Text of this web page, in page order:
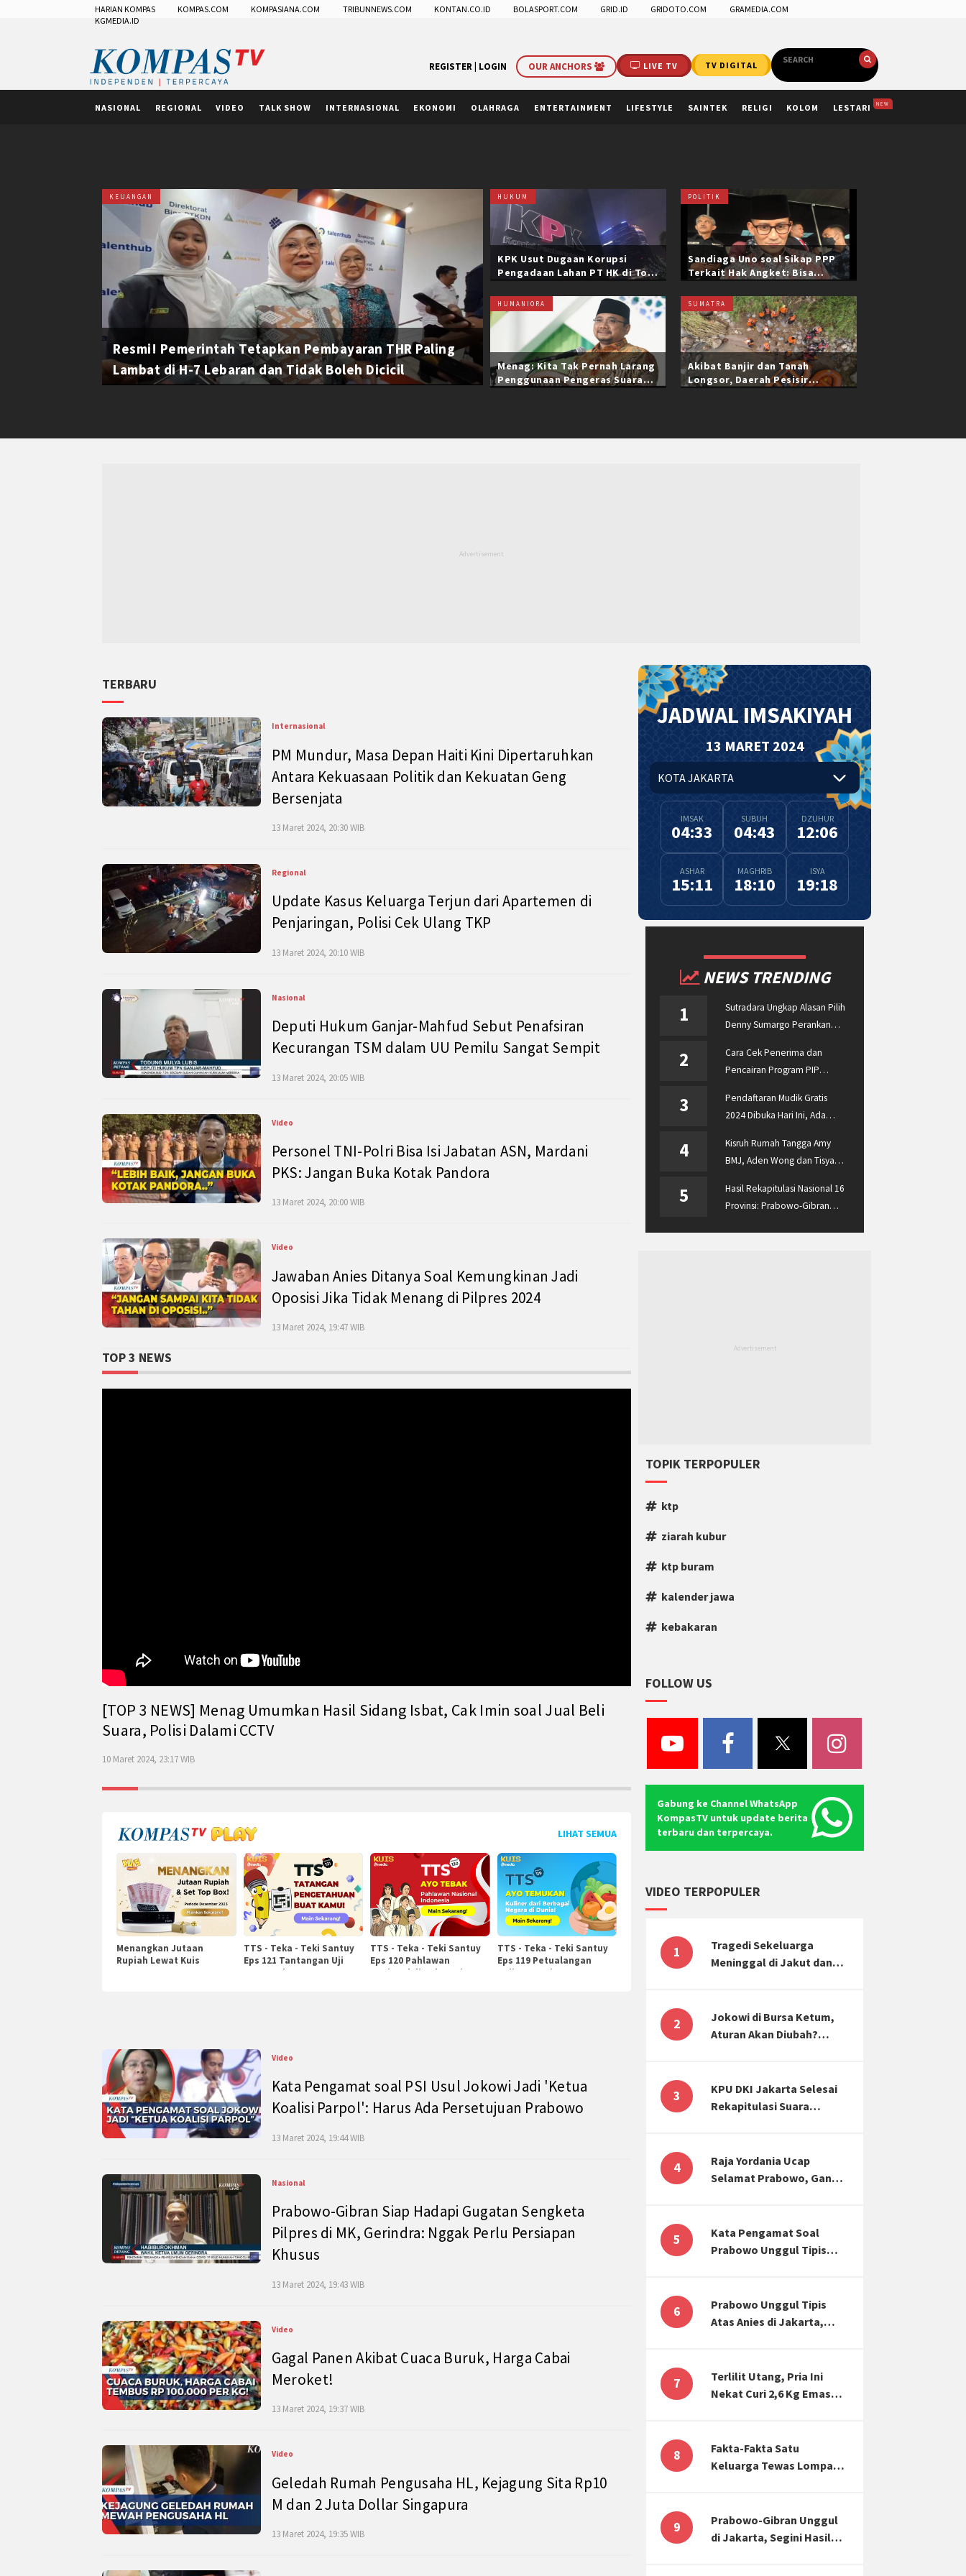
HARIAN KOMPAS KOMPAS.COM KOMPASIANA.COM TRIBUNNEWS.COM KONTAN.CO.ID BOLASPORT.COM GRID.ID GRIDOTO.COM
GRAMEDIA.COM
KGMEDIA.ID
LIVE TV TV DIGITAL
REGISTER | LOGIN OUR ANCHORS
NASIONAL REGIONAL VIDEO TALK SHOW INTERNASIONAL EKONOMI OLAHRAGA ENTERTAINMENT LIFESTYLE SAINTEK RELIGI KOLOM LESTARI NEW
KEUANGAN
Resmi! Pemerintah Tetapkan Pembayaran THR Paling
Lambat di H-7 Lebaran dan Tidak Boleh Dicicil
HUKUM
KPK Usut Dugaan Korupsi
Pengadaan Lahan PT HK di Tol
Belasan Miliar
POLITIK
Sandiaga Uno soal Sikap PPP
Terkait Hak Angket: Bisa
HUMANIORA
Menag: Kita Tak Pernah Larang
Penggunaan Pengeras Suara
SUMATRA
Akibat Banjir dan Tanah
Longsor, Daerah Pesisir
TERBARU
Internasional
PM Mundur, Masa Depan Haiti Kini Dipertaruhkan
Antara Kekuasaan Politik dan Kekuatan Geng
Bersenjata
13 Maret 2024, 20:30 WIB
Regional
Update Kasus Keluarga Terjun dari Apartemen di
Penjaringan, Polisi Cek Ulang TKP
13 Maret 2024, 20:10 WIB
Nasional
Deputi Hukum Ganjar-Mahfud Sebut Penafsiran
Kecurangan TSM dalam UU Pemilu Sangat Sempit
13 Maret 2024, 20:05 WIB
Video
Personel TNI-Polri Bisa Isi Jabatan ASN, Mardani
PKS: Jangan Buka Kotak Pandora
13 Maret 2024, 20:00 WIB
Video
Jawaban Anies Ditanya Soal Kemungkinan Jadi
Oposisi Jika Tidak Menang di Pilpres 2024
13 Maret 2024, 19:47 WIB
TOP 3 NEWS
[TOP 3 NEWS] Menag Umumkan Hasil Sidang Isbat, Cak Imin soal Jual Beli
Suara, Polisi Dalami CCTV
10 Maret 2024, 23:17 WIB
LIHAT SEMUA
Menangkan Jutaan
Rupiah Lewat Kuis
TTS - Teka - Teki Santuy
Eps 121 Tantangan Uji
Pengetahuan
TTS - Teka - Teki Santuy
Eps 120 Pahlawan
Nasional di Indonesia
TTS - Teka - Teki Santuy
Eps 119 Petualangan
Kuliner Dunia
Video
Kata Pengamat soal PSI Usul Jokowi Jadi 'Ketua
Koalisi Parpol': Harus Ada Persetujuan Prabowo
13 Maret 2024, 19:44 WIB
Nasional
Prabowo-Gibran Siap Hadapi Gugatan Sengketa
Pilpres di MK, Gerindra: Nggak Perlu Persiapan
Khusus
13 Maret 2024, 19:43 WIB
Video
Gagal Panen Akibat Cuaca Buruk, Harga Cabai
Meroket!
13 Maret 2024, 19:37 WIB
Video
Geledah Rumah Pengusaha HL, Kejagung Sita Rp10
M dan 2 Juta Dollar Singapura
13 Maret 2024, 19:35 WIB
JADWAL IMSAKIYAH
13 MARET 2024
IMSAK
04:33
SUBUH
04:43
DZUHUR
12:06
ASHAR
15:11
MAGHRIB
18:10
ISYA
19:18
NEWS TRENDING
1
Sutradara Ungkap Alasan Pilih
Denny Sumargo Perankan
2
Cara Cek Penerima dan
Pencairan Program PIP
pip.kemdikbud.go.id
3
Pendaftaran Mudik Gratis
2024 Dibuka Hari Ini, Ada
Jateng dan Dishub Jatim
4
Kisruh Rumah Tangga Amy
BMJ, Aden Wong dan Tisya
Malaysia dan Singapura
5
Hasil Rekapitulasi Nasional 16
Provinsi: Prabowo-Gibran
TOPIK TERPOPULER
ktp
ziarah kubur
ktp buram
kalender jawa
kebakaran
FOLLOW US
Gabung ke Channel WhatsApp
KompasTV untuk update berita
terbaru dan terpercaya.
VIDEO TERPOPULER
1
Tragedi Sekeluarga
Meninggal di Jakut dan
Mental-Finansial
2
Jokowi di Bursa Ketum,
Aturan Akan Diubah?
3
KPU DKI Jakarta Selesai
Rekapitulasi Suara
Ganjar
4
Raja Yordania Ucap
Selamat Prabowo, Ganjar
3 NEWS]
5
Kata Pengamat Soal
Prabowo Unggul Tipis
Effect
6
Prabowo Unggul Tipis
Atas Anies di Jakarta,
7
Terlilit Utang, Pria Ini
Nekat Curi 2,6 Kg Emas
8
Fakta-Fakta Satu
Keluarga Tewas Lompat
Kening
9
Prabowo-Gibran Unggul
di Jakarta, Segini Hasil